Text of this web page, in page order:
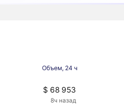
Объем, 24 ч
$ 68 953
8ч назад